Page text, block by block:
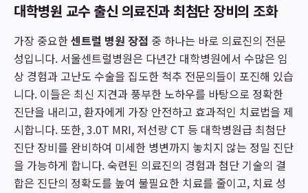
대학병원 교수 출신 의료진과 최첨단 장비의 조화
가장 중요한센트럴 병원 장점 중 하나는 바로 의료진의 전문
성입니다. 서울센트럴병원은 다년간 대학병원에서 수많은 임
상 경험과 고난도 수술을 집도한 척추 전문의들이 포진해 있습
니다. 이들은 최신 지견과 풍부한 노하우를 바탕으로 정확한
진단을 내리고, 환자에게 가장 안전하고 효과적인 치료법을 제
시합니다. 또한, 3.0T MRI, 저선량 CT 등 대학병원급 최첨단
진단 장비를 완비하여 미세한 병변까지 놓치지 않는 정밀 진단
을 가능하게 합니다. 숙련된 의료진의 경험과 첨단 기술의 결
합은 진단의 정확도를 높여 불필요한 치료를 줄이고, 치료 성